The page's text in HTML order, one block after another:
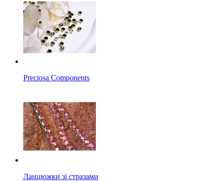
Preciosa Components
Ланцюжки зі стразами